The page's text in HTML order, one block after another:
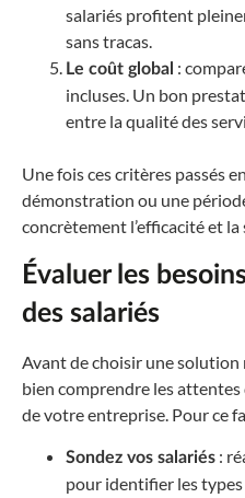
salariés profitent
sans tracas.
Le coût global :
incluses. Un bon
entre la qualité des
Une fois ces critères passés
démonstration ou une
concrètement l’efficacité et
Évaluer les
des salariés
Avant de choisir une solution
bien comprendre les
de votre entreprise. Pour ce
Sondez vos salariés :
pour identifier les types